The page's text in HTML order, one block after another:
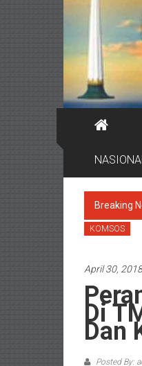
NASIONAL
Breaking
KOMSOS
April 30, 2018
Di
Dan
Posted By: